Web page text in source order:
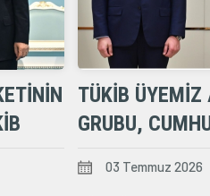
TÜKİB ÜYEMIZ
GRUBU,
ILE
03 Temmuz 2026